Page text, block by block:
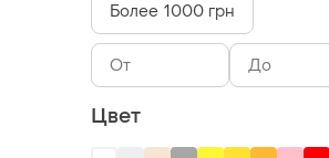
Более 1000 грн
Цвет